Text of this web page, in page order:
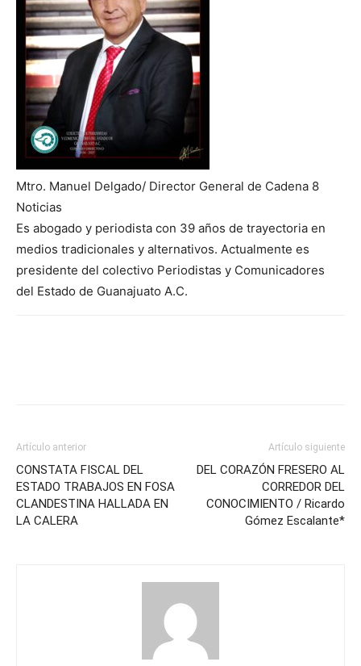
Mtro. Manuel Delgado/ Director General de Cadena 8
Noticias
Es abogado y periodista con 39 años de trayectoria en
medios tradicionales y alternativos. Actualmente es
presidente del colectivo Periodistas y Comunicadores
del Estado de Guanajuato A.C.
Artículo anterior
CONSTATA FISCAL DEL
ESTADO TRABAJOS EN FOSA
CLANDESTINA HALLADA EN
LA CALERA
Artículo siguiente
DEL CORAZÓN FRESERO AL
CORREDOR DEL
CONOCIMIENTO / Ricardo
Gómez Escalante*